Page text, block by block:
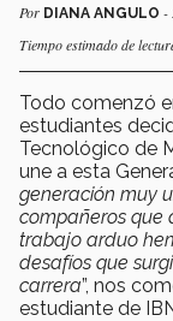
Por DIANA ANGULO -
Tiempo estimado de
Todo comenzó
estudiantes
Tecnológico de
une a esta
generación muy
compañeros que
trabajo arduo
desafíos que
carrera”, nos
estudiante de